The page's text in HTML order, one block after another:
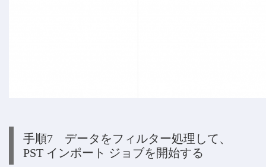
手順7 データをフィルター処理して、
PST インポート ジョブを開始する